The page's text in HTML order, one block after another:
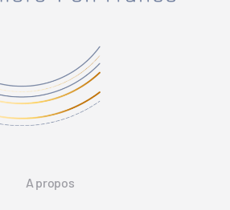
A propos